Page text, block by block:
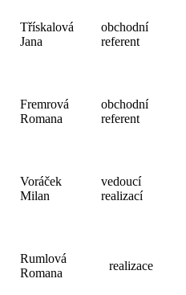
Třískalová
Jana
obchodní
referent
Fremrová
Romana
obchodní
referent
Voráček
Milan
vedoucí
realizací
Rumlová
Romana
realizace